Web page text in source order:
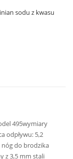
sodu z kwasu
495wymiary
odpływu: 5,2
do brodzika
z 3,5 mm stali